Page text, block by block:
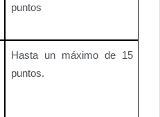
puntos
Hasta un máximo de 15
puntos.